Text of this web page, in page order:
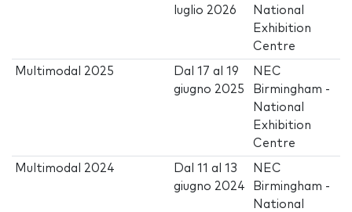
luglio 2026
National
Exhibition
Centre
Multimodal 2025 Dal17 al19
giugno 2025
NEC
Birmingham -
National
Exhibition
Centre
Multimodal 2024 Dal11 al13
giugno 2024
NEC
Birmingham -
National